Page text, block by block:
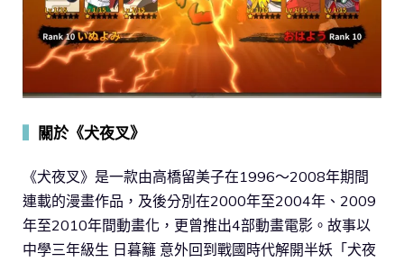
關於《犬夜叉》
《犬夜叉》是一款由高橋留美子在1996～2008年期間
連載的漫畫作品，及後分別在2000年至2004年、2009
年至2010年間動畫化，更曾推出4部動畫電影。故事以
中學三年級生 日暮籬 意外回到戰國時代解開半妖「犬夜